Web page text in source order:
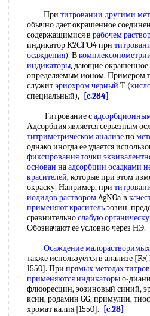
При титровании другими
обычно дает окрашенное
содержащимися в рабочем
индикатор К2СГО4 прн
осаждения). В
индикаторы, дающие окрашенное
определяемым ионом. Примером
служитэриохром черный Т (
специальный), [c.284]
Титрование с
Адсорбция является серьезным
титриметрическом анализепо
однако иногда ее удается
фиксирования точки
основан наадсорбции осадками
красителей, которые при этом
окраску. Например, при
иодидов растворомAgNOa в
применяют красительэозин,
сравнительнослабую
Обозначают ее условно через НЭ.
Осаждение малорастворимых
также используется в анализе
1550]. При прямых методах
применяются индикаторыо-
флюоресцин, эозиновый синий,
ксин, родамин GG, примулин,
хромат калия [1550].
[c.28]